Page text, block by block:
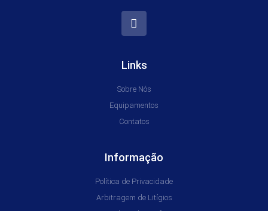
Links
Sobre Nós
Equipamentos
Contatos
Informação
Política de Privacidade
Arbitragem de Litígios